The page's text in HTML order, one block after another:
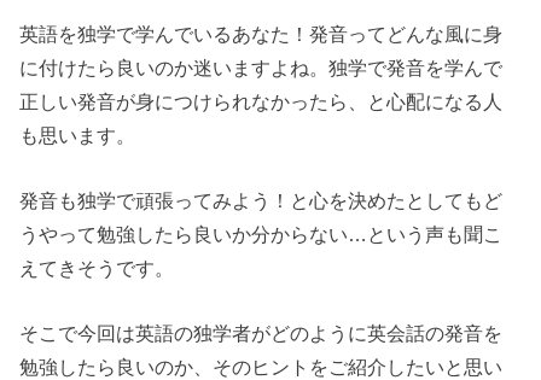
英語を独学で学んでいるあなた！発音ってどんな風に身
に付けたら良いのか迷いますよね。独学で発音を学んで
正しい発音が身につけられなかったら、と心配になる人
も思います。
発音も独学で頑張ってみよう！と心を決めたとしてもど
うやって勉強したら良いか分からない…という声も聞こ
えてきそうです。
そこで今回は英語の独学者がどのように英会話の発音を
勉強したら良いのか、そのヒントをご紹介したいと思い